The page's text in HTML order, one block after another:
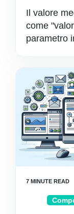
Il valore
come
parametro